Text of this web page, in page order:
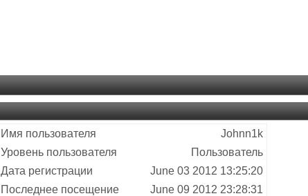
Имя пользователя
Johnn1k
Уровень пользователя
Пользователь
Дата регистрации
June 03 2012 13:25:20
Последнее посещение
June 09 2012 23:28:31